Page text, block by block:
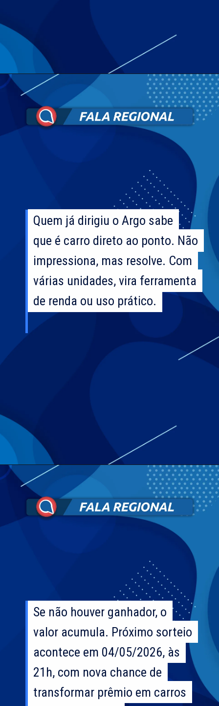
Quem já dirigiu o Argo sabe
que é carro direto ao ponto. Não
impressiona, mas resolve. Com
várias unidades, vira ferramenta
de renda ou uso prático.
Quem já dirigiu o Argo sabe
que é carro direto ao ponto. Não
impressiona, mas resolve. Com
várias unidades, vira ferramenta
de renda ou uso prático.
Se não houver ganhador, o
valor acumula. Próximo sorteio
acontece em 04/05/2026, às
21h, com nova chance de
transformar prêmio em carros
Se não houver ganhador, o
valor acumula. Próximo sorteio
acontece em 04/05/2026, às
21h, com nova chance de
transformar prêmio em carros